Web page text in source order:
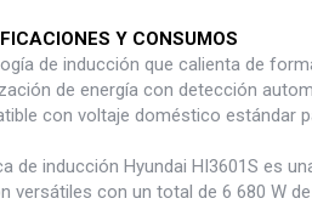
Y CONSUMOS
de inducción que calienta de
de energía con detección
con voltaje doméstico estándar
de inducción Hyundai HI3601S es
versátiles con un total de 6 680 W